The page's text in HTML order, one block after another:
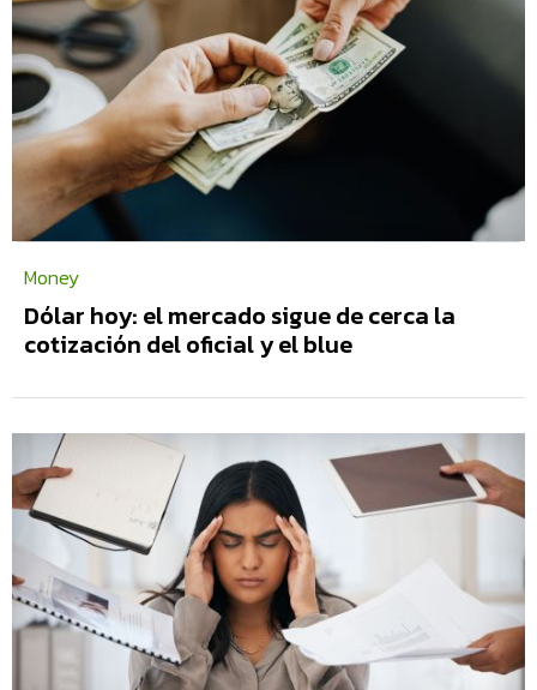
Money
Dólar hoy: el mercado sigue de cerca la
cotización del oficial y el blue